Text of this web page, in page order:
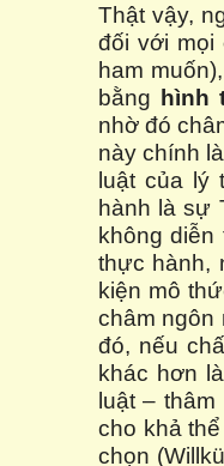
Thật vậy,
đối với mọi
ham
bằng hình
nhờ đó
này chính
luật của lý
hành là sự
không
thực hành,
kiện mô
châm ngôn
đó, nếu
khác hơn
luật –
cho khả
chọn